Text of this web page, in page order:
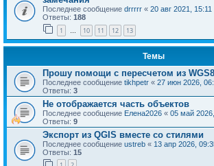
Последнее сообщение drrrrr « 20 авг 2021, 15:11
Ответы: 188
1 … 10 11 12 13
Темы
Прошу помощи с пересчетом из
Последнее сообщение tikhpetr « 27 июн 2026,
Ответы: 3
Не отображается часть объектов
Последнее сообщение Елена2026 « 05 май
Ответы: 9
Экспорт из QGIS вместе со стилями
Последнее сообщение ustreb « 13 апр 2026,
Ответы: 15